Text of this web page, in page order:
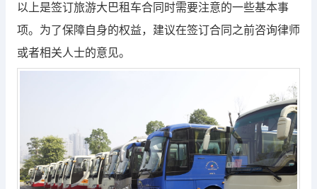
以上是签订旅游大巴租车合同时需要注意的一些基本事
项。为了保障自身的权益，建议在签订合同之前咨询律师
或者相关人士的意见。